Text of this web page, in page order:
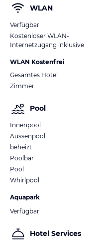
WLAN
Verfügbar
Kostenloser WLAN-
Internetzugang inklusive
WLAN Kostenfrei
Gesamtes Hotel
Zimmer
Pool
Innenpool
Aussenpool
beheizt
Poolbar
Pool
Whirlpool
Aquapark
Verfügbar
Hotel Services